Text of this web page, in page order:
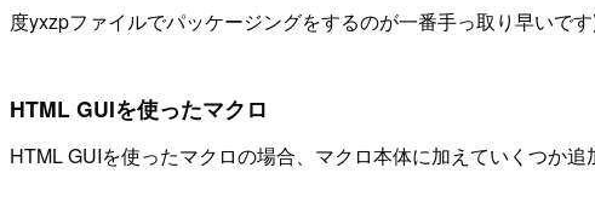
度yxzpファイルでパッケージングをするのが一番手っ取り早いです)
HTML GUIを使ったマクロ
HTML GUIを使ったマクロの場合、マクロ本体に加えていくつか追